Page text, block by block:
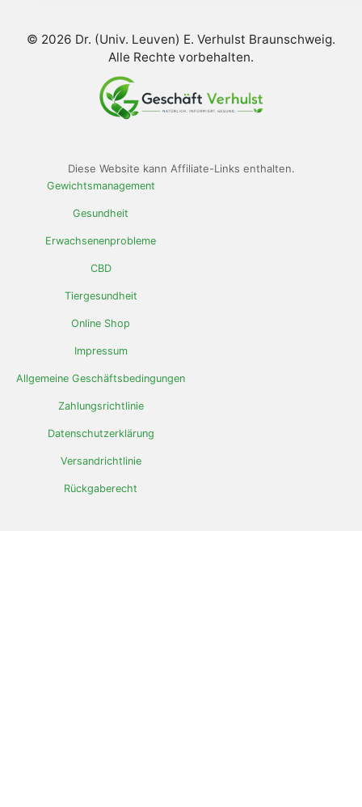
© 2026 Dr. (Univ. Leuven) E. Verhulst Braunschweig.
Alle Rechte vorbehalten.
Diese Website kann Affiliate-Links enthalten.
Gewichtsmanagement
Gesundheit
Erwachsenenprobleme
CBD
Tiergesundheit
Online Shop
Impressum
Allgemeine Geschäftsbedingungen
Zahlungsrichtlinie
Datenschutzerklärung
Versandrichtlinie
Rückgaberecht